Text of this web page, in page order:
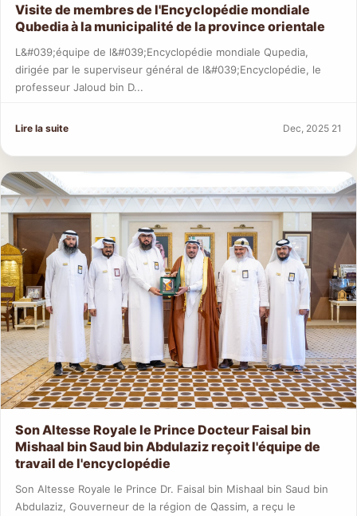
Visite de membres de l'Encyclopédie mondiale
Qubedia à la municipalité de la province orientale
L&#039;équipe de l&#039;Encyclopédie mondiale Qupedia,
dirigée par le superviseur général de l&#039;Encyclopédie, le
professeur Jaloud bin D...
Lire la suite Dec, 2025 21
Son Altesse Royale le Prince Docteur Faisal bin
Mishaal bin Saud bin Abdulaziz reçoit l'équipe de
travail de l'encyclopédie
Son Altesse Royale le Prince Dr. Faisal bin Mishaal bin Saud bin
Abdulaziz, Gouverneur de la région de Qassim, a reçu le